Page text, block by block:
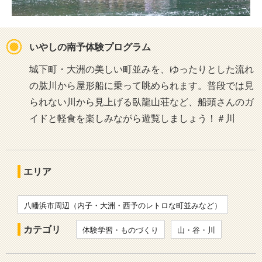
いやしの南予体験プログラム
城下町・大洲の美しい町並みを、ゆったりとした流れ
の肱川から屋形船に乗って眺められます。普段では見
られない川から見上げる臥龍山荘など、船頭さんのガ
イドと軽食を楽しみながら遊覧しましょう！＃川
エリア
八幡浜市周辺（内子・大洲・西予のレトロな町並みなど）
カテゴリ 体験学習・ものづくり 山・谷・川